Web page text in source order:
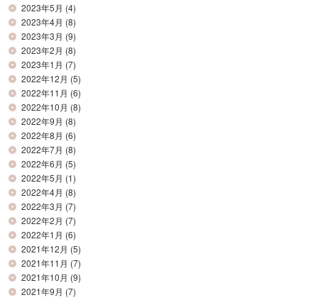
2023年5月 (4)
2023年4月 (8)
2023年3月 (9)
2023年2月 (8)
2023年1月 (7)
2022年12月 (5)
2022年11月 (6)
2022年10月 (8)
2022年9月 (8)
2022年8月 (6)
2022年7月 (8)
2022年6月 (5)
2022年5月 (1)
2022年4月 (8)
2022年3月 (7)
2022年2月 (7)
2022年1月 (6)
2021年12月 (5)
2021年11月 (7)
2021年10月 (9)
2021年9月 (7)